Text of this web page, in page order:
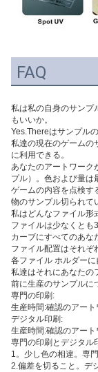
FAQ
私は私の自身のサンプ
もいいか。
Yes.Thereはサンプル
私達の現在のゲームの
に利用できる。
あなたのアートワーク
プル）。色および量は
ゲームの内容を点検す
物のサンプル切られて
私はどんなファイル形
ファイルは少なくとも
カーブにすべてのあな
ファイル配置はそれぞ
各ファイル ホルダーに
私達はそれにあなたの
前に生産のサンプルに
専門の印刷:
生産時間:確認のアー
デジタル印刷:
生産時間:確認のアー
専門の印刷とデジタル
1。少し色の相違。専
2.偏差を切ること。デ